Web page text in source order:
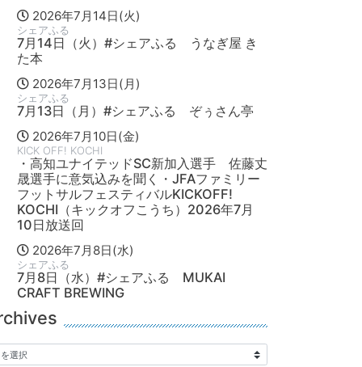
2026年7月14日(火)
シェアふる
7月14日（火）#シェアふる うなぎ屋 き
た本
2026年7月13日(月)
シェアふる
7月13日（月）#シェアふる ぞぅさん亭
2026年7月10日(金)
KICK OFF! KOCHI
・高知ユナイテッドSC新加入選手 佐藤丈
晟選手に意気込みを聞く・JFAファミリー
フットサルフェスティバルKICKOFF!
KOCHI（キックオフこうち）2026年7月
10日放送回
2026年7月8日(水)
シェアふる
7月8日（水）#シェアふる MUKAI
CRAFT BREWING